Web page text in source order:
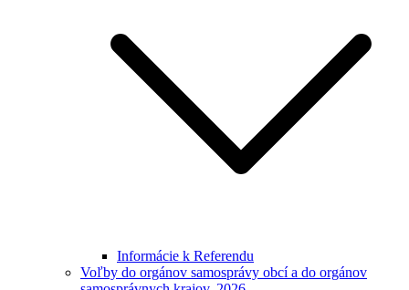
Informácie k Referendu
Voľby do orgánov samosprávy obcí a do orgánov